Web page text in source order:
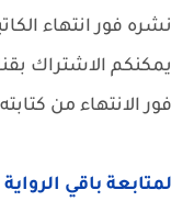
نشره فور انتهاء
يمكنكم الاشتراك
فور الانتهاء من
لمتابعة باقي